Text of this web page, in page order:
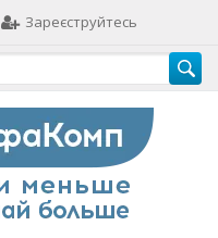
Зареєструйтесь